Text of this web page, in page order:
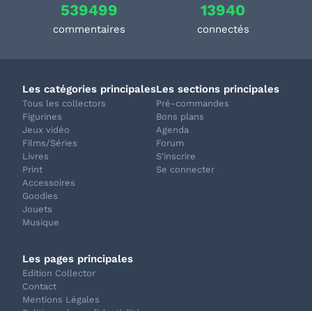
539499
commentaires
13940
connectés
Les catégories principales
Tous les collectors
Figurines
Jeux vidéo
Films/Séries
Livres
Print
Accessoires
Goodies
Jouets
Musique
Les sections principales
Pré-commandes
Bons plans
Agenda
Forum
S'inscrire
Se connecter
Les pages principales
Edition Collector
Contact
Mentions Légales